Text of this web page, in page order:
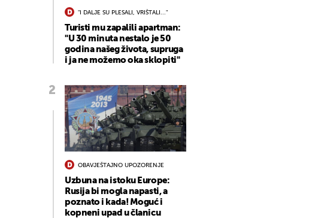
"I DALJE SU PLESALI, VRIŠTALI..."
Turisti mu zapalili apartman:
"U 30 minuta nestalo je 50
godina našeg života, supruga
i ja ne možemo oka sklopiti"
OBAVJEŠTAJNO UPOZORENJE
Uzbuna na istoku Europe:
Rusija bi mogla napasti, a
poznato i kada! Moguć i
kopneni upad u članicu